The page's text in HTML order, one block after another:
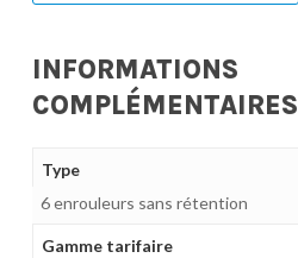
INFORMATIONS
COMPLÉMENTAIRES
Type
6 enrouleurs sans rétention
Gamme tarifaire